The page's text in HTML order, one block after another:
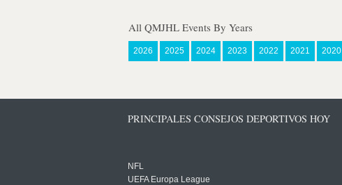
All QMJHL Events By Years
2026 2025 2024 2023 2022 2021 2020
PRINCIPALES CONSEJOS DEPORTIVOS HOY
NFL
UEFA Europa League